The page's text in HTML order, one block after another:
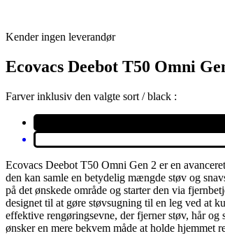
Kender ingen leverandør
Ecovacs Deebot T50 Omni
Farver inklusiv den valgte sort / black :
Ecovacs Deebot T50 Omni Gen 2 er en
den kan samle en betydelig mængde støv og
på det ønskede område og starter den via
designet til at gøre støvsugning til en leg ved at
effektive rengøringsevne, der fjerner støv, hår
ønsker en mere bekvem måde at holde hjemmet